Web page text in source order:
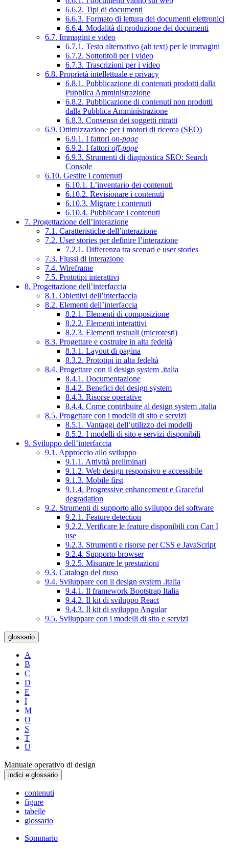
6.6.2. Tipi di documenti
6.6.3. Formato di lettura dei documenti elettronici
6.6.4. Modalità di produzione dei documenti
6.7. Immagini e video
6.7.1. Testo alternativo (alt text) per le immagini
6.7.2. Sottotitoli per i video
6.7.3. Trascrizioni per i video
6.8. Proprietà intellettuale e privacy
6.8.1. Pubblicazione di contenuti prodotti dalla
Pubblica Amministrazione
6.8.2. Pubblicazione di contenuti non prodotti
dalla Pubblica Amministrazione
6.8.3. Consenso dei soggetti ritratti
6.9. Ottimizzazione per i motori di ricerca (SEO)
6.9.1. I fattori on-page
6.9.2. I fattori off-page
6.9.3. Strumenti di diagnostica SEO: Search
Console
6.10. Gestire i contenuti
6.10.1. L’inventario dei contenuti
6.10.2. Revisionare i contenuti
6.10.3. Migrare i contenuti
6.10.4. Pubblicare i contenuti
7. Progettazione dell’interazione
7.1. Caratteristiche dell’interazione
7.2. User stories per definire l’interazione
7.2.1. Differenza tra scenari e user stories
7.3. Flussi di interazione
7.4. Wireframe
7.5. Prototipi interattivi
8. Progettazione dell’interfaccia
8.1. Obiettivi dell’interfaccia
8.2. Elementi dell’interfaccia
8.2.1. Elementi di composizione
8.2.2. Elementi interattivi
8.2.3. Elementi testuali (microtesti)
8.3. Progettare e costruire in alta fedeltà
8.3.1. Layout di pagina
8.3.2. Prototipi in alta fedeltà
8.4. Progettare con il design system .italia
8.4.1. Documentazione
8.4.2. Benefici del design system
8.4.3. Risorse operative
8.4.4. Come contribuire al design system .italia
8.5. Progettare con i modelli di sito e servizi
8.5.1. Vantaggi dell’utilizzo dei modelli
8.5.2. I modelli di sito e servizi disponibili
9. Sviluppo dell’interfaccia
9.1. Approccio allo sviluppo
9.1.1. Attività preliminari
9.1.2. Web design responsivo e accessibile
9.1.3. Mobile first
9.1.4. Progressive enhancement e Graceful
degradation
9.2. Strumenti di supporto allo sviluppo del software
9.2.1. Feature detection
9.2.2. Verificare le feature disponibili con Can I
use
9.2.3. Strumenti e risorse per CSS e JavaScript
9.2.4. Supporto browser
9.2.5. Misurare le prestazioni
9.3. Catalogo del riuso
9.4. Sviluppare con il design system .italia
9.4.1. Il framework Bootstrap Italia
9.4.2. Il kit di sviluppo React
9.4.3. Il kit di sviluppo Angular
9.5. Sviluppare con i modelli di sito e servizi
glossario
A
B
C
D
E
I
M
O
S
T
U
Manuale operativo di design
indici e glossario
contenuti
figure
tabelle
glossario
Sommario